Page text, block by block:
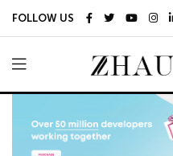
FOLLOW US